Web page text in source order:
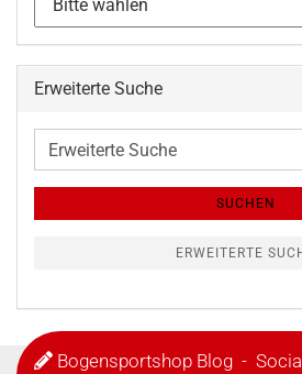
Erweiterte Suche
Erweiterte
Suche
SUCHEN
ERWEITERTE
Bogensportshop Blog-